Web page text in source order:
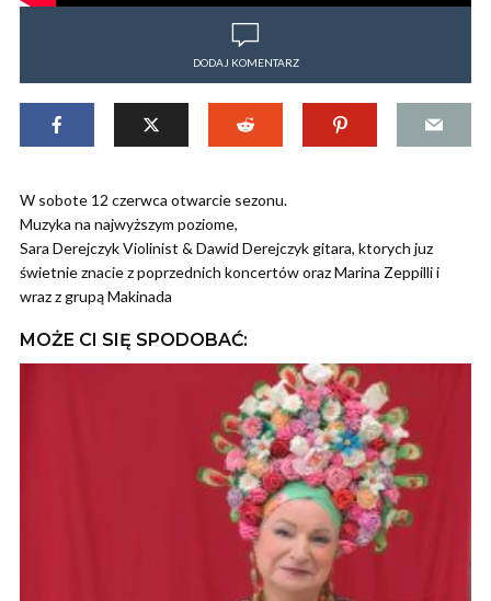
DODAJ KOMENTARZ
W sobote 12 czerwca otwarcie sezonu.
Muzyka na najwyższym poziome,
Sara Derejczyk Violinist & Dawid Derejczyk gitara, ktorych juz
świetnie znacie z poprzednich koncertów oraz Marina Zeppilli i
wraz z grupą Makinada
MOŻE CI SIĘ SPODOBAĆ: